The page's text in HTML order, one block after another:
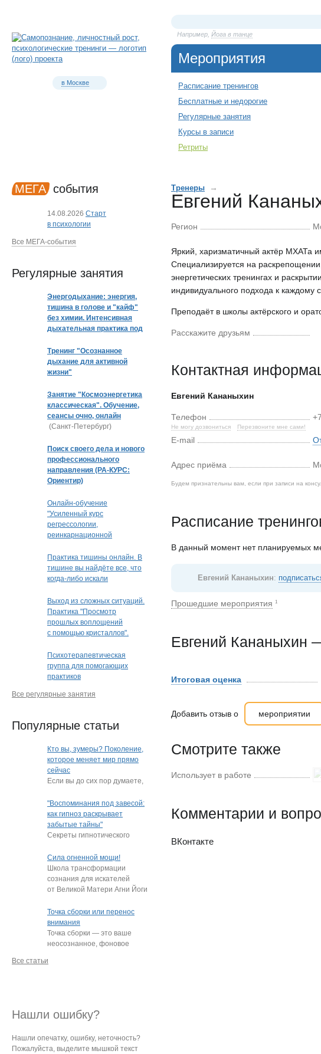
в Москве
Например, Йога в танце
Мероприятия
Расписание тренингов
Бесплатные и недорогие
Регулярные занятия
Курсы в записи
Ретриты
Тренеры →
Евгений
Регион
Яркий, харизматичный актёр МХАТа
Специализируется на
энергетических тренингах и
индивидуального подхода к каждому
Преподаёт в школы актёрского и
Расскажите друзьям
Контактная
Евгений Кананыхин
Телефон
Не могу дозвониться Перезвоните мне сами!
E-mail
Адрес приёма
Будем признательны вам, если при записи на
Расписание
В данный момент нет планируемых
Евгений Кананыхин:
Прошедшие мероприятия 1
Евгений Кананыхин
Итоговая оценка
Добавить отзыв о мероприятии
Смотрите также
Использует в работе
Комментарии и
ВКонтакте
МЕГА события
14.08.2026 Старт
в психологии
Все МЕГА-события
Регулярные занятия
Энергодыхание: энергия,
тишина в голове и "кайф"
без химии. Интенсивная
дыхательная практика под
Тренинг "Осознанное
дыхание для активной
жизни"
Занятие "Космоэнергетика
классическая". Обучение,
сеансы очно, онлайн
(Санкт-Петербург)
Поиск своего дела и нового
профессионального
направления (РА-КУРС:
Ориентир)
Онлайн-обучение
"Усиленный курс
регрессологии,
реинкарнационной
Практика тишины онлайн. В
тишине вы найдёте все, что
когда-либо искали
Выход из сложных ситуаций.
Практика "Просмотр
прошлых воплощений
с помощью кристаллов".
(очно или дистанционно)
(Краснодар)
Психотерапевтическая
группа для помогающих
практиков
Все регулярные занятия
Популярные статьи
Кто вы, зумеры? Поколение,
которое меняет мир прямо
сейчас
Если вы до сих пор думаете,
"подростки, которые
постоянно …
"Воспоминания под завесой:
как гипноз раскрывает
забытые тайны"
Секреты гипнотического
Нередко под гипнозом люди
извлекают из глубин…
Сила огненной мощи!
Школа трансформации
сознания для искателей
от Великой Матери Агни Йоги
Точка сборки или перенос
внимания
Точка сборки — это ваше
неосознанное, фоновое
на определённый
Все статьи
Нашли ошибку?
Нашли опечатку, ошибку, неточность?
Пожалуйста, выделите мышкой текст